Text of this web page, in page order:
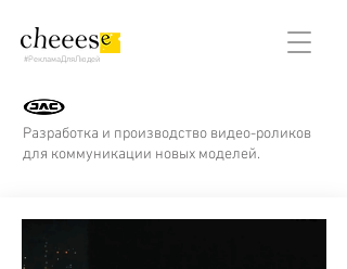
#РекламаДляЛюдей
Разработка и производство видео-роликов
для коммуникации новых моделей.